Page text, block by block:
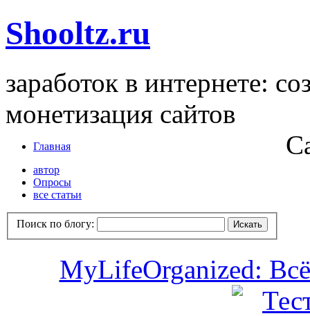
Shooltz.ru
заработок в интернете:
монетизация сайтов
Главная
автор
Опросы
все статьи
Поиск по блогу:
MyLifeOrganized: